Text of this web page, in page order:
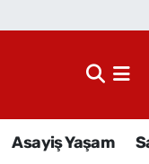
Asayiş Yaşam